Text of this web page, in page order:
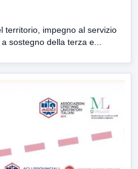
territorio, impegno al servizio
sostegno della terza e...